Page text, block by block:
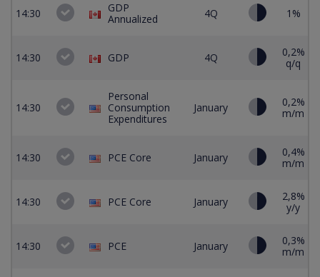
14:30
GDP
Annualized
4Q 1%
14:30 GDP 4Q
0,2%
q/q
14:30
Personal
Consumption
Expenditures
January
0,2%
m/m
14:30 PCE Core January
0,4%
m/m
14:30 PCE Core January
2,8%
y/y
14:30 PCE January
0,3%
m/m